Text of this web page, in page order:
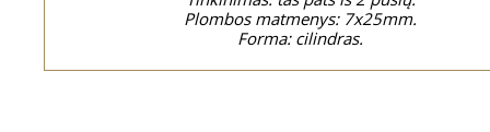
Plombos matmenys: 7x25mm.
Forma: cilindras.